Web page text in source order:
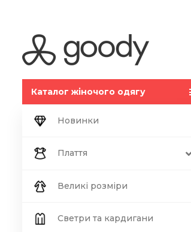
Каталог жіночого одягу
Новинки
Плаття
Великі розміри
Светри та кардигани